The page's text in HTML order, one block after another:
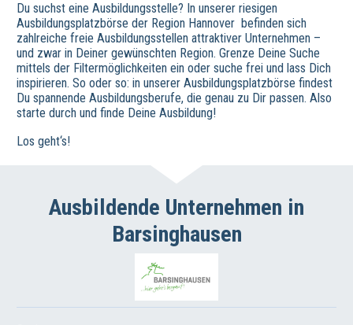
Du suchst eine Ausbildungsstelle? In unserer riesigen
Ausbildungsplatzbörse der Region Hannover befinden sich
zahlreiche freie Ausbildungsstellen attraktiver Unternehmen –
und zwar in Deiner gewünschten Region. Grenze Deine Suche
mittels der Filtermöglichkeiten ein oder suche frei und lass Dich
inspirieren. So oder so: in unserer Ausbildungsplatzbörse findest
Du spannende Ausbildungsberufe, die genau zu Dir passen. Also
starte durch und finde Deine Ausbildung!
Los geht‘s!
Ausbildende Unternehmen in
Barsinghausen